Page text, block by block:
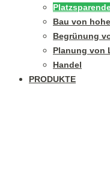
Bau von
Begrünung
Planung von
Handel
PRODUKTE